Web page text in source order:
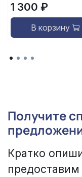
1 300 ₽
В корзину
Получите
Кратко